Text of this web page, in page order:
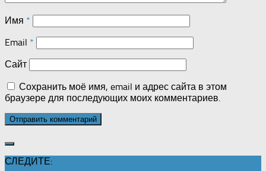
Имя *
Email *
Сайт
Сохранить моё имя, email и адрес сайта в этом
браузере для последующих моих комментариев.
СЛЕДИТЕ: